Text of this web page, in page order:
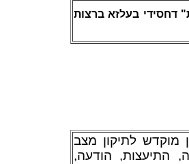
דחסידי בעלזא ברצות
מוקדש לתיקון מצב
התיעצות, הודעה,